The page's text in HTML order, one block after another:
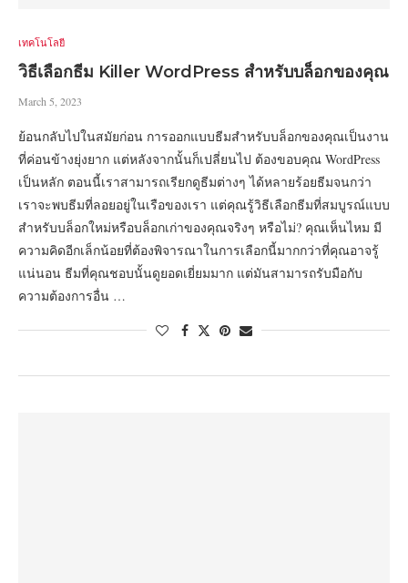
เทคโนโลยี
วิธีเลือกธีม Killer WordPress สำหรับบล็อกของคุณ
March 5, 2023
ย้อนกลับไปในสมัยก่อน การออกแบบธีมสำหรับบล็อกของคุณเป็นงาน
ที่ค่อนข้างยุ่งยาก แต่หลังจากนั้นก็เปลี่ยนไป ต้องขอบคุณ WordPress
เป็นหลัก ตอนนี้เราสามารถเรียกดูธีมต่างๆ ได้หลายร้อยธีมจนกว่า
เราจะพบธีมที่ลอยอยู่ในเรือของเรา แต่คุณรู้วิธีเลือกธีมที่สมบูรณ์แบบ
สำหรับบล็อกใหม่หรือบล็อกเก่าของคุณจริงๆ หรือไม่? คุณเห็นไหม มี
ความคิดอีกเล็กน้อยที่ต้องพิจารณาในการเลือกนี้มากกว่าที่คุณอาจรู้
แน่นอน ธีมที่คุณชอบนั้นดูยอดเยี่ยมมาก แต่มันสามารถรับมือกับ
ความต้องการอื่น …